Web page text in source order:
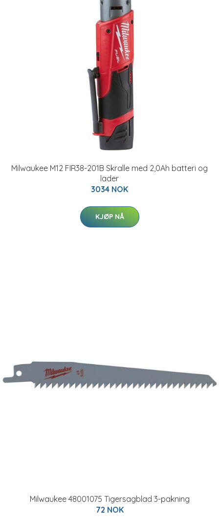
Milwaukee M12 FIR38-201B Skralle med 2,0Ah batteri og
lader
3034 NOK
KJØP NÅ
Milwaukee 48001075 Tigersagblad 3-pakning
72 NOK